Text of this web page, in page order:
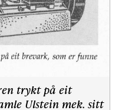
trykt på eit
Ulstein mek. sitt